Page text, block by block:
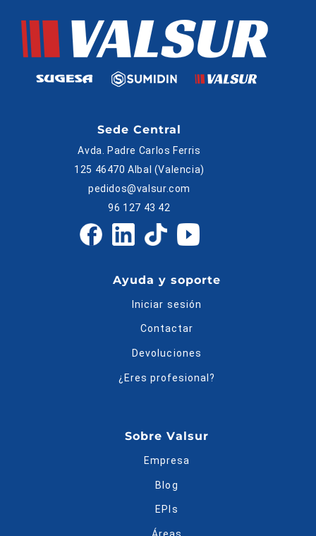
Sede Central
Avda. Padre Carlos Ferris
125 46470 Albal (Valencia)
pedidos@valsur.com
96 127 43 42
Ayuda y soporte
Iniciar sesión
Contactar
Devoluciones
¿Eres profesional?
Sobre Valsur
Empresa
Blog
EPIs